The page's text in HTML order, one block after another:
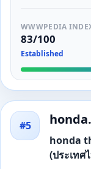
WWWPEDIA
83/100
Established
#5
honda
(ประเทศ